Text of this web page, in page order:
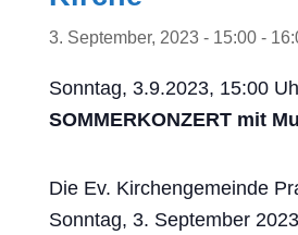
3. September, 2023 - 15:00-
Sonntag, 3.9.2023, 15:00
SOMMERKONZERT mit
Die Ev. Kirchengemeinde
Sonntag, 3. September